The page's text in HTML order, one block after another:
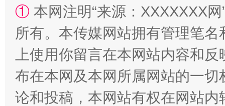
解纷+调解+退费，一次搞定
① 本网注明“来源：XXXXXXX
所有。本传媒网站拥有管理笔
上使用你留言在本网站内容和
布在本网及本网所属网站的一
论和投稿，本网站有权在网站